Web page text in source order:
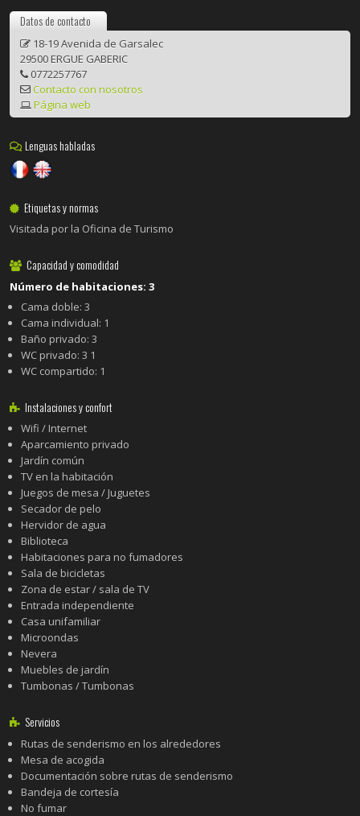
Datos de contacto
18-19 Avenida de Garsalec
29500 ERGUE GABERIC
0772257767
Contacto con nosotros
Página web
Lenguas habladas
Etiquetas y normas
Visitada por la Oficina de Turismo
Capacidad y comodidad
Número de habitaciones: 3
Cama doble: 3
Cama individual: 1
Baño privado: 3
WC privado: 3 1
WC compartido: 1
Instalaciones y confort
Wifi / Internet
Aparcamiento privado
Jardín común
TV en la habitación
Juegos de mesa / Juguetes
Secador de pelo
Hervidor de agua
Biblioteca
Habitaciones para no fumadores
Sala de bicicletas
Zona de estar / sala de TV
Entrada independiente
Casa unifamiliar
Microondas
Nevera
Muebles de jardín
Tumbonas / Tumbonas
Servicios
Rutas de senderismo en los alrededores
Mesa de acogida
Documentación sobre rutas de senderismo
Bandeja de cortesía
No fumar